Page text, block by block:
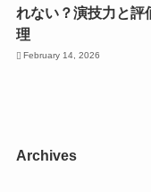
れない？演技力と評
理
February 14, 2026
Archives